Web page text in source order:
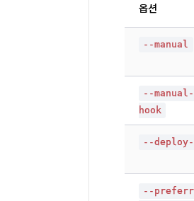
옵션
--manual
--
hook
--deploy-
--